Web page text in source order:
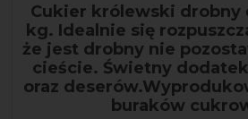
Cukier królewski drobny
kg. Idealnie się
że jest drobny nie
cieście. Świetny
oraz
buraków